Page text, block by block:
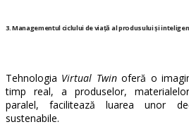
3. Managementul ciclului de viață al produsului și
Tehnologia Virtual Twinoferă o
timp real, a produselor,
paralel, facilitează luarea unor
sustenabile.